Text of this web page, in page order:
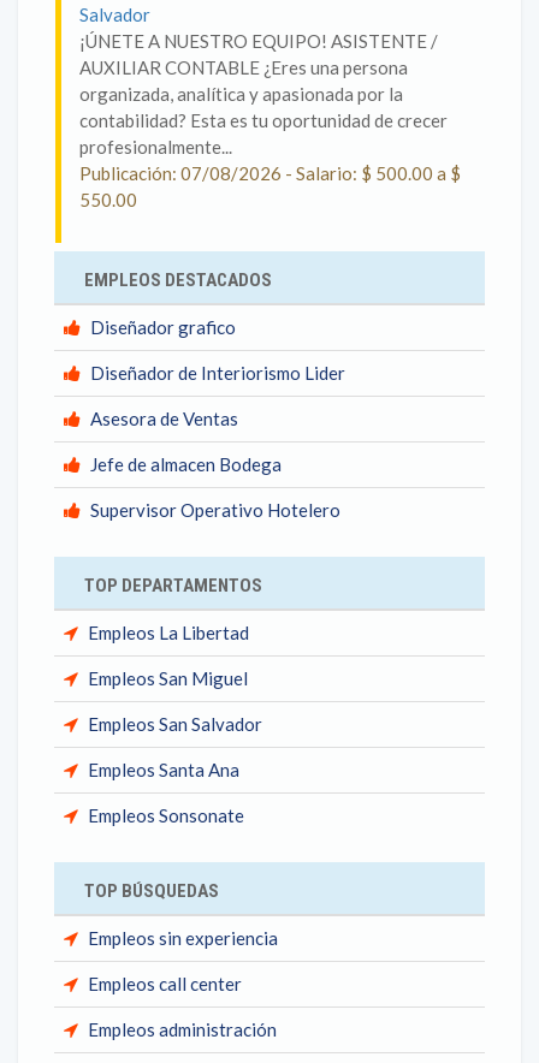
Salvador
¡ÚNETE A NUESTRO EQUIPO! ASISTENTE /
AUXILIAR CONTABLE ¿Eres una persona
organizada, analítica y apasionada por la
contabilidad? Esta es tu oportunidad de crecer
profesionalmente...
Publicación: 07/08/2026 - Salario: $ 500.00 a $
550.00
EMPLEOS DESTACADOS
Diseñador grafico
Diseñador de Interiorismo Lider
Asesora de Ventas
Jefe de almacen Bodega
Supervisor Operativo Hotelero
TOP DEPARTAMENTOS
Empleos La Libertad
Empleos San Miguel
Empleos San Salvador
Empleos Santa Ana
Empleos Sonsonate
TOP BÚSQUEDAS
Empleos sin experiencia
Empleos call center
Empleos administración